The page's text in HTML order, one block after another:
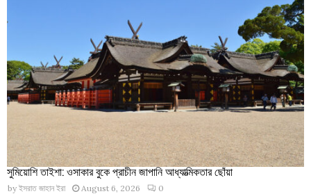
সুমিয়োশি তাইশা: ওসাকার বুকে প্রাচীন জাপানি আধ্যাত্মিকতার ছোঁয়া
by ইসরাত জাহান ইরা August 6, 2026 0